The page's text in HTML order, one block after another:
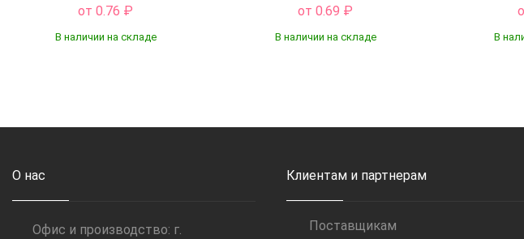
от 0.76 ₽
В наличии на складе
от 0.69 ₽
В наличии на складе В
О нас
Офис и производство: г.
Клиентам и партнерам
Поставщикам